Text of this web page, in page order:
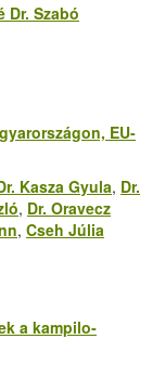
Dr. Szabó
EU-
Kasza Gyula, Dr.
, Dr. Oravecz
, Cseh Júlia
a kampilo­